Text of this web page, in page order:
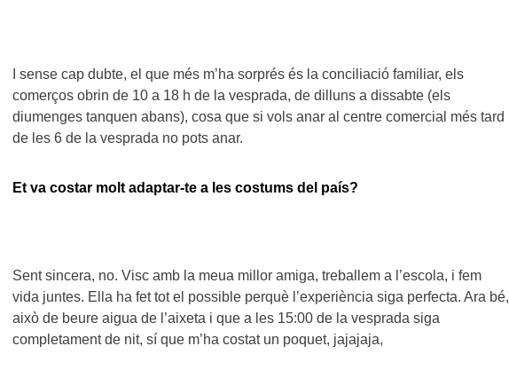
I sense cap dubte, el que més m’ha sorprés és la conciliació familiar, els
comerços obrin de 10 a 18 h de la vesprada, de dilluns a dissabte (els
diumenges tanquen abans), cosa que si vols anar al centre comercial més tard
de les 6 de la vesprada no pots anar.
Et va costar molt adaptar-te a les costums del país?
Sent sincera, no. Visc amb la meua millor amiga, treballem a l’escola, i fem
vida juntes. Ella ha fet tot el possible perquè l’experiència siga perfecta. Ara bé,
això de beure aigua de l’aixeta i que a les 15:00 de la vesprada siga
completament de nit, sí que m’ha costat un poquet, jajajaja,